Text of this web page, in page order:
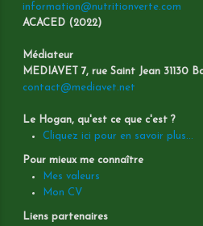
information@nutritionverte.com
ACACED (2022)
Médiateur
MEDIAVET 7, rue Saint Jean 31130
contact@mediavet.net
Le Hogan, qu'est ce que c'est ?
Cliquez ici pour en savoir plus...
Pour mieux me connaître
Mes valeurs
Mon CV
Liens partenaires